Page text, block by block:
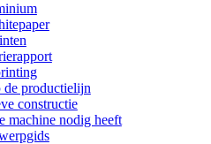
productielijn
constructie
machine nodig heeft